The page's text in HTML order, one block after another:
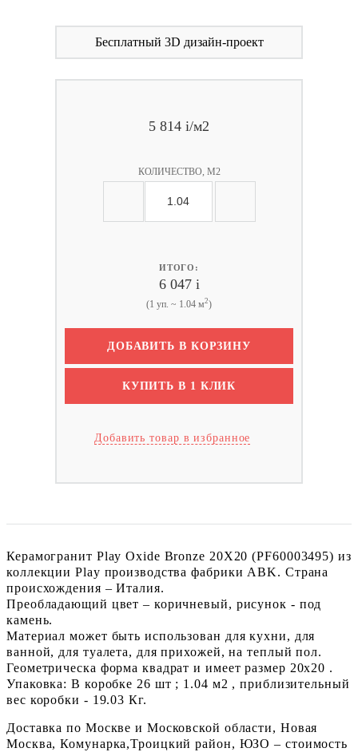
Бесплатный 3D дизайн-проект
5 814 i/м2
КОЛИЧЕСТВО, М2
ИТОГО:
6 047 i
(1 уп. ~ 1.04 м2)
ДОБАВИТЬ В КОРЗИНУ
КУПИТЬ В 1 КЛИК
Добавить товар в избранное
Керамогранит Play Oxide Bronze 20X20 (PF60003495) из
коллекции Play производства фабрики ABK. Страна
происхождения – Италия.
Преобладающий цвет – коричневый, рисунок - под
камень.
Материал может быть использован для кухни, для
ванной, для туалета, для прихожей, на теплый пол.
Геометрическа форма квадрат и имеет размер 20x20 .
Упаковка: В коробке 26 шт ; 1.04 м2 , приблизительный
вес коробки - 19.03 Кг.
Доставка по Москве и Московской области, Новая
Москва, Комунарка,Троицкий район, ЮЗО – стоимость